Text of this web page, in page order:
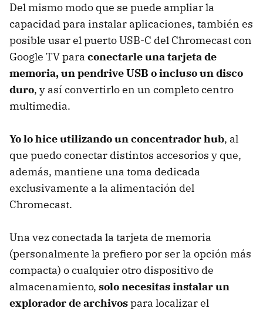
Del mismo modo que se puede ampliar la
capacidad para instalar aplicaciones, también es
posible usar el puerto USB-C del Chromecast con
Google TV para conectarle una tarjeta de
memoria, un pendrive USB o incluso un disco
duro, y así convertirlo en un completo centro
multimedia.
Yo lo hice utilizando un concentrador hub, al
que puedo conectar distintos accesorios y que,
además, mantiene una toma dedicada
exclusivamente a la alimentación del
Chromecast.
Una vez conectada la tarjeta de memoria
(personalmente la prefiero por ser la opción más
compacta) o cualquier otro dispositivo de
almacenamiento, solo necesitas instalar un
explorador de archivospara localizar el